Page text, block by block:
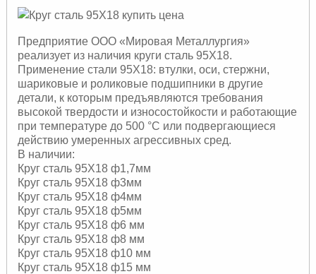
Предприятие ООО «Мировая Металлургия»
реализует из наличия круги сталь 95Х18.
Применение стали 95Х18: втулки, оси, стержни,
шариковые и роликовые подшипники в другие
детали, к которым предъявляются требования
высокой твердости и износостойкости и работающие
при температуре до 500 °С или подвергающиеся
действию умеренных агрессивных сред.
В наличии:
Круг сталь 95Х18 ф1,7мм
Круг сталь 95Х18 ф3мм
Круг сталь 95Х18 ф4мм
Круг сталь 95Х18 ф5мм
Круг сталь 95Х18 ф6 мм
Круг сталь 95Х18 ф8 мм
Круг сталь 95Х18 ф10 мм
Круг сталь 95Х18 ф15 мм